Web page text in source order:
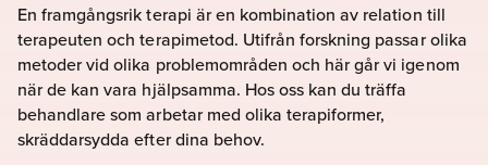
En framgångsrik terapi är en kombination av relation till
terapeuten och terapimetod. Utifrån forskning passar olika
metoder vid olika problemområden och här går vi igenom
när de kan vara hjälpsamma. Hos oss kan du träffa
behandlare som arbetar med olika terapiformer,
skräddarsydda efter dina behov.